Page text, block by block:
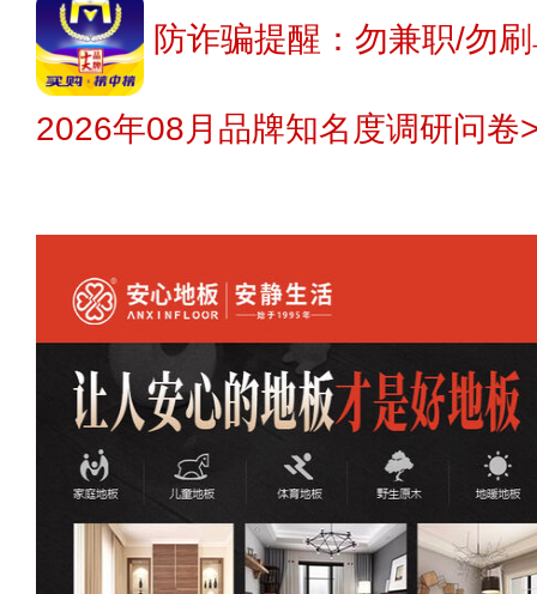
防诈骗提醒：勿兼职/勿
2026年08月品牌知名度调研问卷